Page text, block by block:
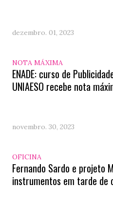
dezembro. 01, 2023
NOTA MÁXIMA
ENADE: curso de
UNIAESO recebe nota
novembro. 30, 2023
OFICINA
Fernando Sardo e projeto
instrumentos em tarde de